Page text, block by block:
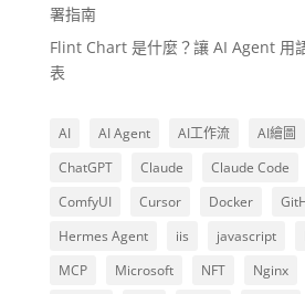
署指南
Flint Chart 是什麼？讓 AI Agent 用
表
AI AI Agent AI工作流 AI繪圖
ChatGPT
Claude Claude Code
ComfyUI
Cursor Docker
Hermes Agent
iis javascript
MCP
Microsoft NFT Nginx